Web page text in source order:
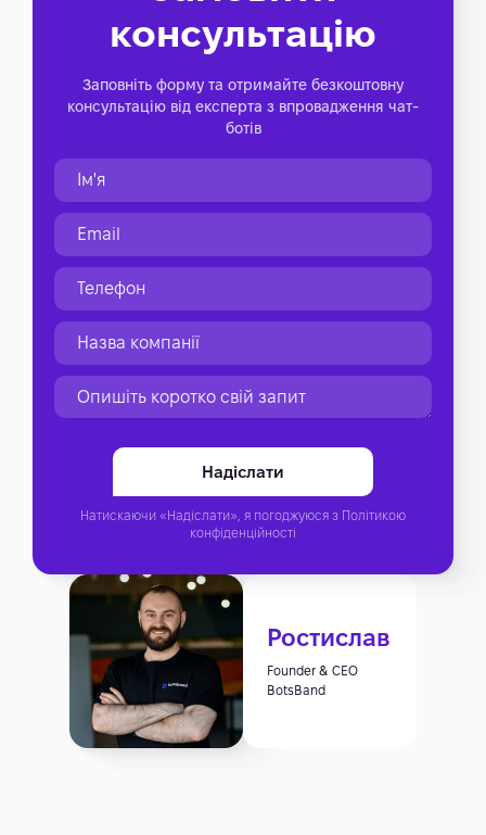
Ростислав
Founder & CEO
BotsBand
консультацію
Заповніть форму та отримайте безкоштовну
консультацію від експерта з впровадження чат-
ботів
Натискаючи «Надіслати», я погоджуюся з Політикою
конфіденційності